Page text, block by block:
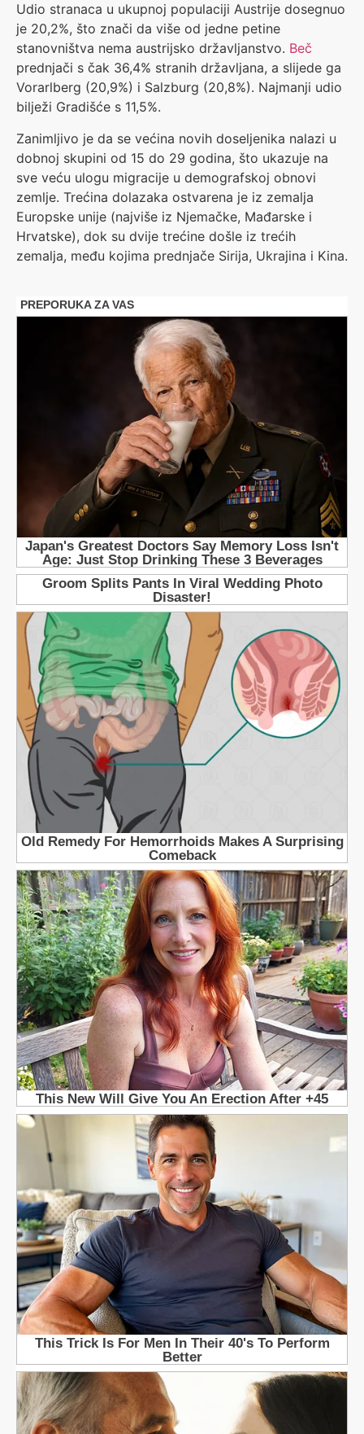
Udio stranaca u ukupnoj populaciji Austrije dosegnuo
je 20,2%, što znači da više od jedne petine
stanovništva nema austrijsko državljanstvo. Beč
prednjači s čak 36,4% stranih državljana, a slijede ga
Vorarlberg (20,9%) i Salzburg (20,8%). Najmanji udio
bilježi Gradišće s 11,5%.
Zanimljivo je da se većina novih doseljenika nalazi u
dobnoj skupini od 15 do 29 godina, što ukazuje na
sve veću ulogu migracije u demografskoj obnovi
zemlje. Trećina dolazaka ostvarena je iz zemalja
Europske unije (najviše iz Njemačke, Mađarske i
Hrvatske), dok su dvije trećine došle iz trećih
zemalja, među kojima prednjače Sirija, Ukrajina i Kina.